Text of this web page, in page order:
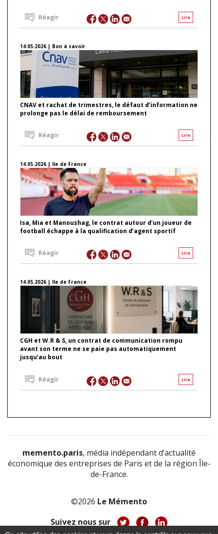
Lire
Réagir
14.05.2026 | Bon à savoir
CNAV et rachat de trimestres, le défaut d’information ne
prolonge pas le délai de remboursement
Lire
Réagir
14.05.2026 | Ile de France
Isa, Mia et Manoushag, le contrat autour d’un joueur de
football échappe à la qualification d’agent sportif
Lire
Réagir
14.05.2026 | Ile de France
CGH et W.R & S, un contrat de communication rompu
avant son terme ne se paie pas automatiquement
jusqu’au bout
Lire
Réagir
memento.paris, média indépendant d’actualité
économique des entreprises de Paris et de la région Île-
de-France.
©2026 Le Mémento
Suivez nous sur